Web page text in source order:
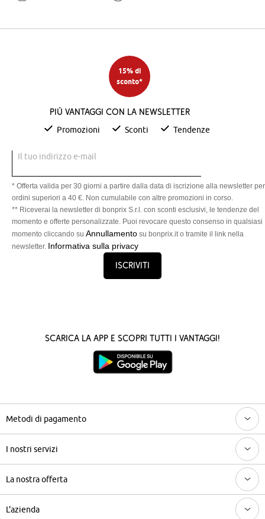
15% di
sconto*
Più vantaggi con la newsletter
Promozioni Sconti Tendenze
Il tuo indirizzo e-mail
* Offerta valida per 30 giorni a partire dalla data di iscrizione alla newsletter per
ordini superiori a 40 €. Non cumulabile con altre promozioni in corso.
** Riceverai la newsletter di bonprix S.r.l. con sconti esclusivi, le tendenze del
momento e offerte personalizzate. Puoi revocare questo consenso in qualsiasi
momento cliccando su Annullamento su bonprix.it o tramite il link nella
newsletter. Informativa sulla privacy
Iscriviti
Scarica la App e scopri tutti i vantaggi!
Metodi di pagamento
I nostri servizi
La nostra offerta
L'azienda